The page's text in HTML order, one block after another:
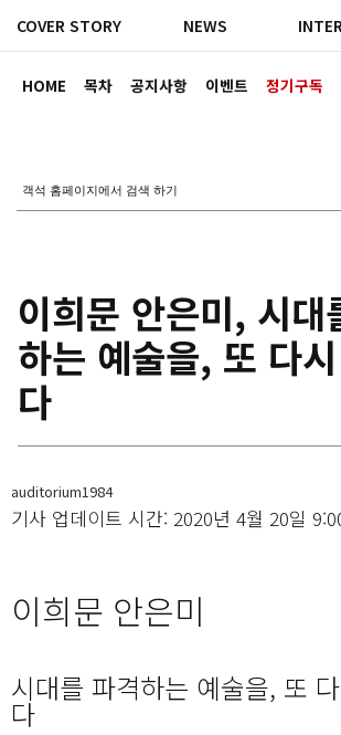
HOME 목차 공지사항 이벤트 정기구독
COVER STORY NEWS
이희문 안은미, 시대
하는 예술을, 또 다
다
auditorium1984
기사 업데이트 시간: 2020년 4월 20일
이희문 안은미
시대를 파격하는 예술을, 또
다